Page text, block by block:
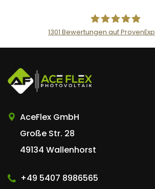
AceFlex GmbH
1301 Bewertungen auf
AceFlex GmbH
Große Str. 28
49134 Wallenhorst
+49 5407 8986565